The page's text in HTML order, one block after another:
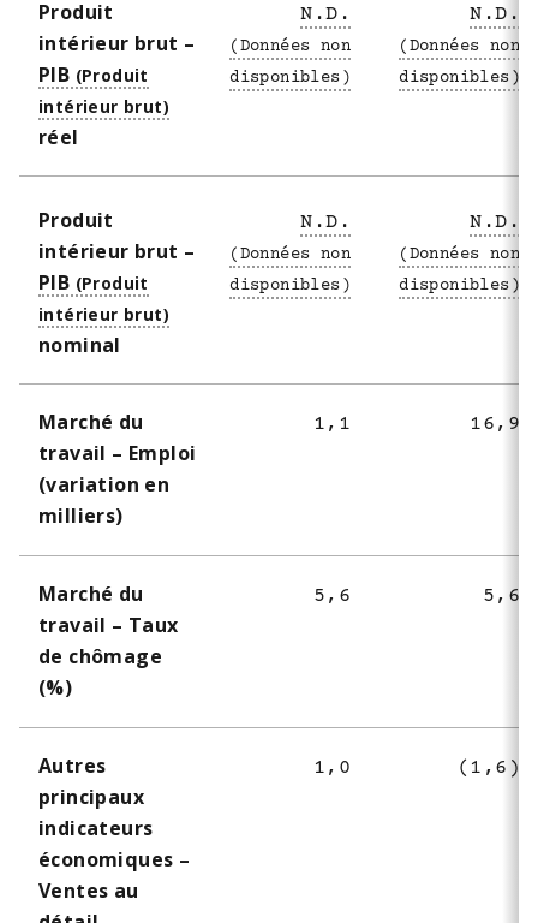
Produit
intérieur brut –
PIB
réel
N.D. N.D.
Produit
intérieur brut –
PIB
nominal
N.D. N.D.
Marché du
travail – Emploi
(variation en
milliers)
1,1 16,9
Marché du
travail – Taux
de chômage
(%)
5,6 5,6
Autres
principaux
indicateurs
économiques –
Ventes au
1,0 (1,6)